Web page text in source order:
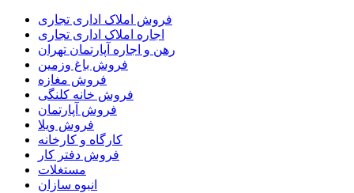
فروش املاک اداری تجاری
اجاره املاک اداری تجاری
رهن و اجاره آپارتمان تهران
فروش باغ وزمین
فروش مغازه
فروش خانه کلنگی
فروش آپارتمان
فروش ویلا
کارگاه و کارخانه
فروش دفتر کار
مستغلات
انبوه سازان